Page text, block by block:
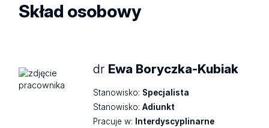
Skład osobowy
dr Ewa Boryczka-Kubiak
Stanowisko: Specjalista
Stanowisko: Adiunkt
Pracuje w: Interdyscyplinarne